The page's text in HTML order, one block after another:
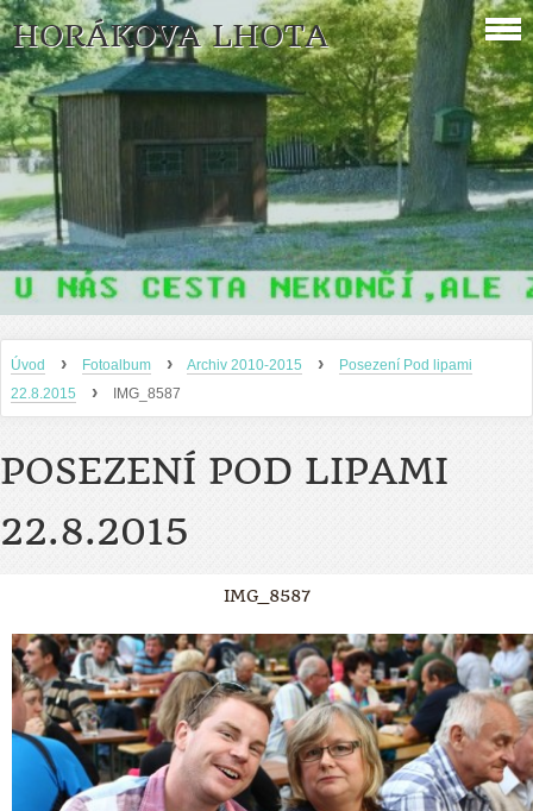
HORÁKOVA LHOTA
Úvod › Fotoalbum › Archiv 2010-2015 ›
Posezení Pod lipami
22.8.2015
› IMG_8587
POSEZENÍ POD LIPAMI
22.8.2015
IMG_8587